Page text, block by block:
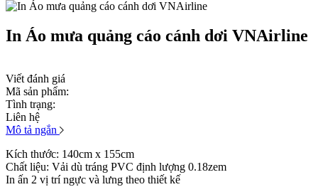
In Áo mưa quảng cáo cánh dơi VNAirline
Viết đánh giá
Mã sản phẩm:
Tình trạng:
Liên hệ
Mô tả ngắn
Kích thước: 140cm x 155cm
Chất liệu: Vải dù tráng PVC định lượng 0.18zem
In ấn 2 vị trí ngực và lưng theo thiết kế